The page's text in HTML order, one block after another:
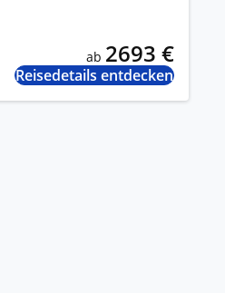
ab 2693 €
Reisedetails entdecken